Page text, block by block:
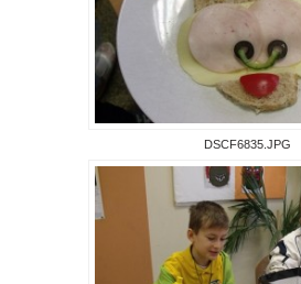
DSCF6835.JPG